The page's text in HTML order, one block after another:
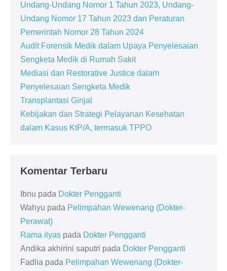
Undang-Undang Nomor 1 Tahun 2023, Undang-
Undang Nomor 17 Tahun 2023 dan Peraturan
Pemerintah Nomor 28 Tahun 2024
Audit Forensik Medik dalam Upaya Penyelesaian
Sengketa Medik di Rumah Sakit
Mediasi dan Restorative Justice dalam
Penyelesaian Sengketa Medik
Transplantasi Ginjal
Kebijakan dan Strategi Pelayanan Kesehatan
dalam Kasus KtP/A, termasuk TPPO
Komentar Terbaru
Ibnu pada Dokter Pengganti
Wahyu pada Pelimpahan Wewenang (Dokter-
Perawat)
Rama ilyas pada Dokter Pengganti
Andika akhirini saputri pada Dokter Pengganti
Fadlia pada Pelimpahan Wewenang (Dokter-